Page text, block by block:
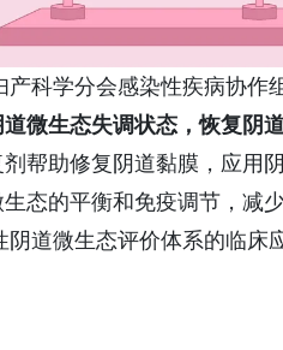
产科学分会感染性疾病协
微生态失调状态，恢复阴
帮助修复阴道黏膜，应用
态的平衡和免疫调节，减
阴道微生态评价体系的临床